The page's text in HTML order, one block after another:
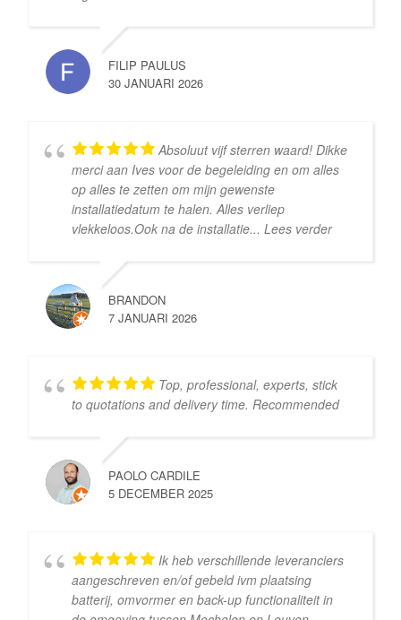
FILIP PAULUS
30 JANUARI 2026
Absoluut vijf sterren waard! Dikke
merci aan Ives voor de begeleiding en om alles
op alles te zetten om mijn gewenste
installatiedatum te halen. Alles verliep
vlekkeloos. ​Ook na de installatie... Lees verder
BRANDON
7 JANUARI 2026
Top, professional, experts, stick
to quotations and delivery time. Recommended
PAOLO CARDILE
5 DECEMBER 2025
Ik heb verschillende leveranciers
aangeschreven en/of gebeld ivm plaatsing
batterij, omvormer en back-up functionaliteit in